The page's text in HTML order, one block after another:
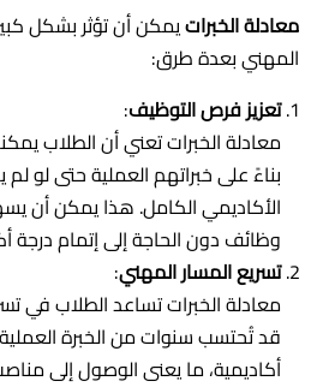
معادلة الخبراتيمكن أن تؤثر بشكل
المهني بعدة طرق:
تعزيز فرص التوظيف:
معادلة الخبرات تعني أن الطلاب
بناءً على خبراتهم العملية حتى لو
الأكاديمي الكامل. هذا يمكن أن
وظائف دون الحاجة إلى إتمام درجة
تسريع المسار المهني:
معادلة الخبرات تساعد الطلاب في
قد تُحتسب سنوات من الخبرة
أكاديمية، ما يعنى الوصول إلى